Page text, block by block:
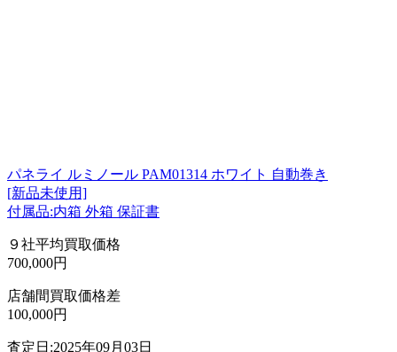
パネライ ルミノール PAM01314 ホワイト 自動巻き
[新品未使用]
付属品:内箱 外箱 保証書
９社平均買取価格
700,000円
店舗間買取価格差
100,000円
査定日:2025年09月03日